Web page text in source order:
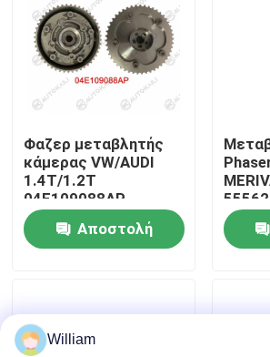
Επισκεψή εργοστασίου
Επικοινωνήστε μαζί μας
Ειδήσεις
Εξάρτηση αλυσίδων συγχρονισμού
Φαζερ μεταβλητής
κάμερας VW/AUDI
1.4T/1.2T
04E109088AP
Αποστολή
William